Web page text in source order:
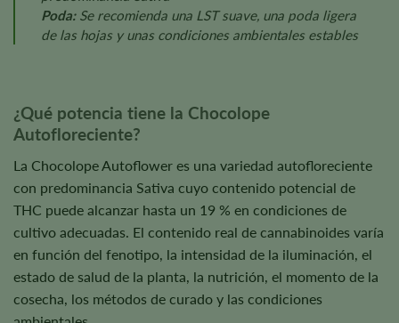
Poda:Se recomienda una LST suave, una poda ligera
de las hojas y unas condiciones ambientales estables
¿Qué potencia tiene la Chocolope
Autofloreciente?
La Chocolope Autoflower es una variedad autofloreciente
con predominancia Sativa cuyo contenido potencial de
THC puede alcanzar hasta un 19 % en condiciones de
cultivo adecuadas. El contenido real de cannabinoides varía
en función del fenotipo, la intensidad de la iluminación, el
estado de salud de la planta, la nutrición, el momento de la
cosecha, los métodos de curado y las condiciones